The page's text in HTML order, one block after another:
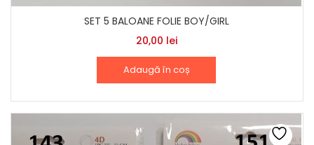
SET 5 BALOANE FOLIE BOY/GIRL
20,00 lei
Adaugă în coș